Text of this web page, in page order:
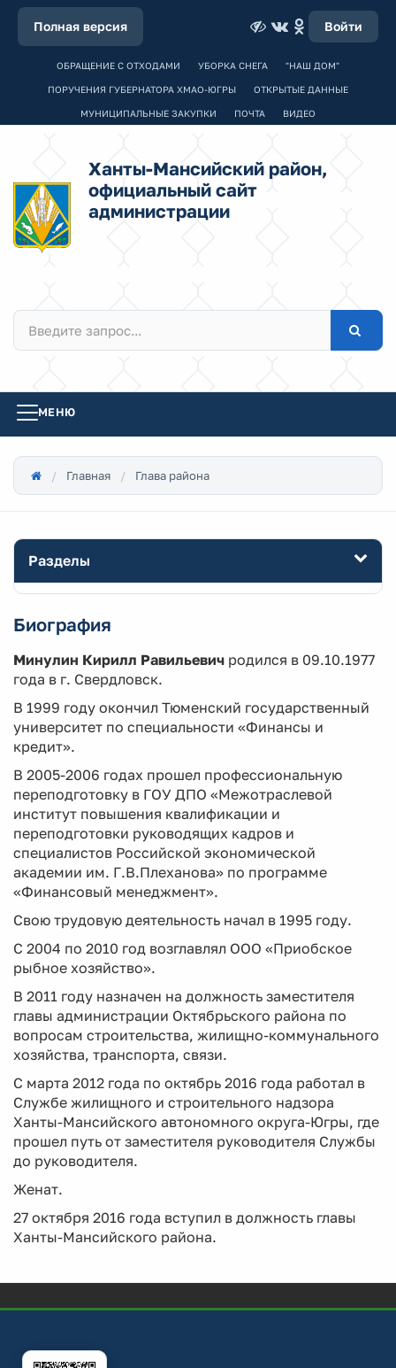
Полная версия Войти
ОБРАЩЕНИЕ С ОТХОДАМИ УБОРКА СНЕГА "НАШ ДОМ"
ПОРУЧЕНИЯ ГУБЕРНАТОРА ХМАО-ЮГРЫ ОТКРЫТЫЕ ДАННЫЕ
МУНИЦИПАЛЬНЫЕ ЗАКУПКИ ПОЧТА ВИДЕО
Ханты-Мансийский район,
официальный сайт
администрации
МЕНЮ
Главная Глава района
Разделы
Биография
Минулин Кирилл Равильевич родился в 09.10.1977
года в г. Свердловск.
В 1999 году окончил Тюменский государственный
университет по специальности «Финансы и
кредит».
В 2005-2006 годах прошел профессиональную
переподготовку в ГОУ ДПО «Межотраслевой
институт повышения квалификации и
переподготовки руководящих кадров и
специалистов Российской экономической
академии им. Г.В.Плеханова» по программе
«Финансовый менеджмент».
Свою трудовую деятельность начал в 1995 году.
С 2004 по 2010 год возглавлял ООО «Приобское
рыбное хозяйство».
В 2011 году назначен на должность заместителя
главы администрации Октябрьского района по
вопросам строительства, жилищно-коммунального
хозяйства, транспорта, связи.
С марта 2012 года по октябрь 2016 года работал в
Службе жилищного и строительного надзора
Ханты-Мансийского автономного округа-Югры, где
прошел путь от заместителя руководителя Службы
до руководителя.
Женат.
27 октября 2016 года вступил в должность главы
Ханты-Мансийского района.